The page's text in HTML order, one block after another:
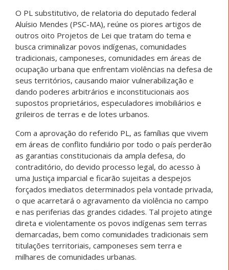
O PL substitutivo, de relatoria do deputado federal
Aluísio Mendes (PSC-MA), reúne os piores artigos de
outros oito Projetos de Lei que tratam do tema e
busca criminalizar povos indígenas, comunidades
tradicionais, camponeses, comunidades em áreas de
ocupação urbana que enfrentam violências na defesa de
seus territórios, causando maior vulnerabilização e
dando poderes arbitrários e inconstitucionais aos
supostos proprietários, especuladores imobiliários e
grileiros de terras e de lotes urbanos.
Com a aprovação do referido PL, as famílias que vivem
em áreas de conflito fundiário por todo o país perderão
as garantias constitucionais da ampla defesa, do
contraditório, do devido processo legal, do acesso à
uma Justiça imparcial e ficarão sujeitas a despejos
forçados imediatos determinados pela vontade privada,
o que acarretará o agravamento da violência no campo
e nas periferias das grandes cidades. Tal projeto atinge
direta e violentamente os povos indígenas sem terras
demarcadas, bem como comunidades tradicionais sem
titulações territoriais, camponeses sem terra e
milhares de comunidades urbanas.